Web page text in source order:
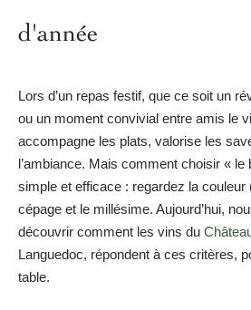
d'année
Lors d’un repas festif, que ce soit un
ou un moment convivial entre amis le
accompagne les plats, valorise les
l’ambiance. Mais comment choisir « le
simple et efficace : regardez la couleur
cépage et le millésime. Aujourd’hui,
découvrir comment les vins du
Languedoc, répondent à ces critères,
table.